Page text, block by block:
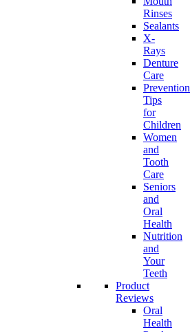
Rinses
Sealants
X-
Rays
Denture
Care
Prevention
Tips
for
Children
Women
and
Tooth
Care
Seniors
and
Oral
Health
Nutrition
and
Your
Teeth
Product
Reviews
Oral
Health